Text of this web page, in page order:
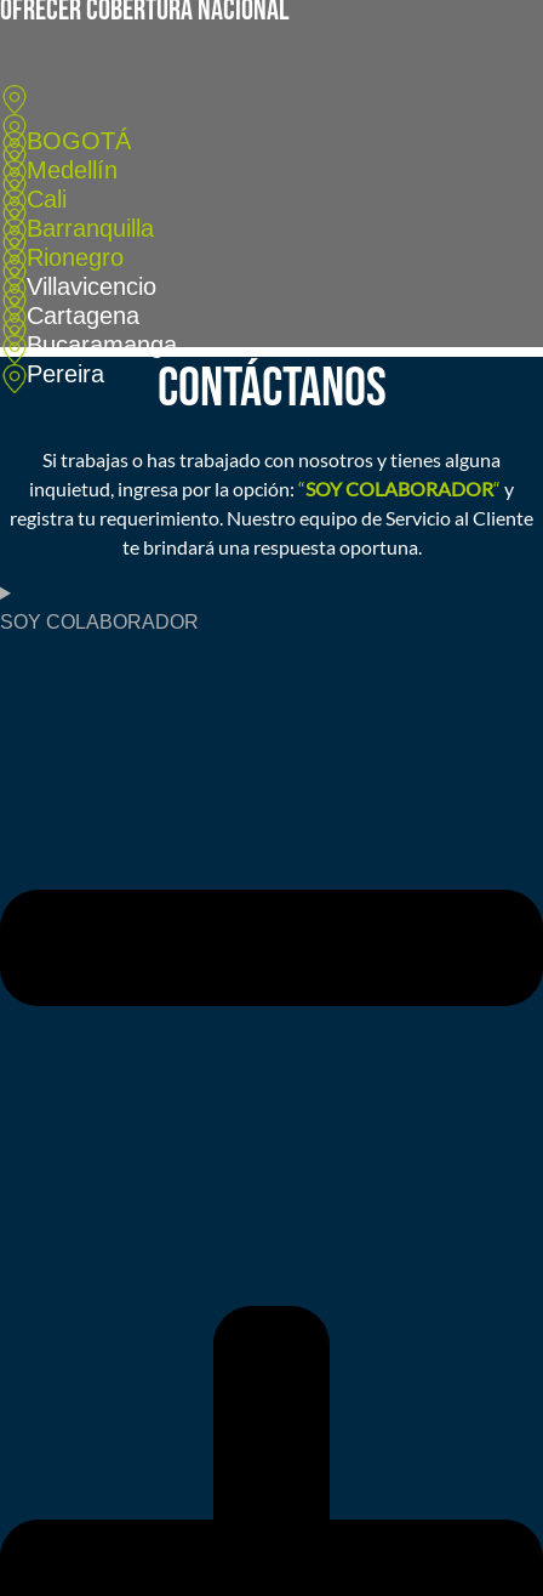
ofrecer cobertura nacional
BOGOTÁ
Medellín
Cali
Barranquilla
Rionegro
Villavicencio
Cartagena
Bucaramanga
Pereira
CONTÁCTANOS
Si trabajas o has trabajado con nosotros y tienes alguna
inquietud, ingresa por la opción: “SOY COLABORADOR“ y
registra tu requerimiento. Nuestro equipo de Servicio al Cliente
te brindará una respuesta oportuna.
SOY COLABORADOR